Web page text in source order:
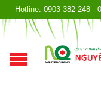
Hotline: 0903 382 248 -